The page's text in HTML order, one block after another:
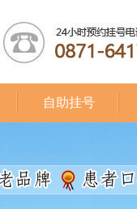
自助挂号